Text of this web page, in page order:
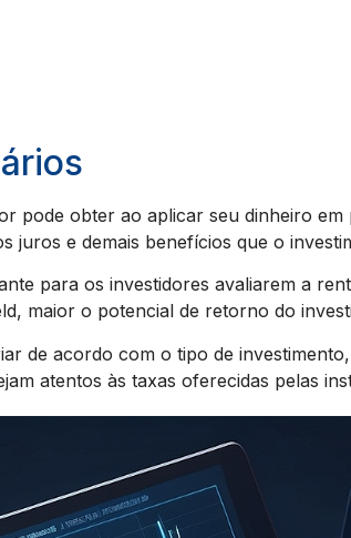
pode obter ao aplicar seu dinheiro
juros e demais benefícios que o
para os investidores avaliarem a
maior o potencial de retorno do
de acordo com o tipo de
atentos às taxas oferecidas pelas